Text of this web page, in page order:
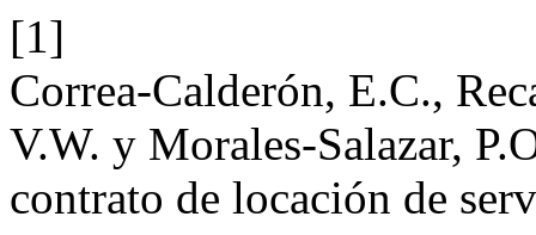
[1]
Correa-Calderón, E.C.,
V.W. y Morales-Salazar,
contrato de locación de